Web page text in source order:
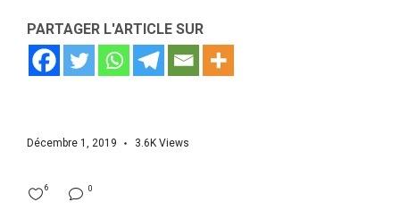
PARTAGER L'ARTICLE SUR
Décembre 1, 2019 3.6K Views
0
6